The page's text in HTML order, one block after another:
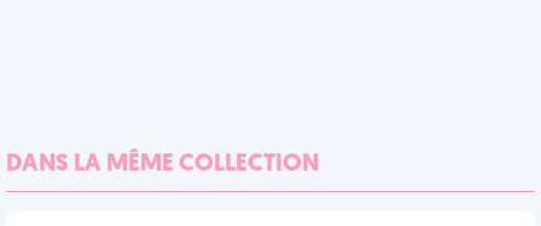
DANS LA MÊME COLLECTION